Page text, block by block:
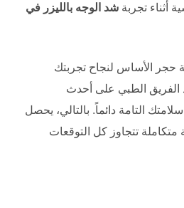
أثناء تجربة شد الوجه بالليزر في
حجر الأساس لنجاح تجربتك
الفريق الطبي على أحدث
التامة دائماً. بالتالي، يحصل
تتجاوز كل التوقعات